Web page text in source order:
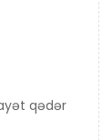
qədər